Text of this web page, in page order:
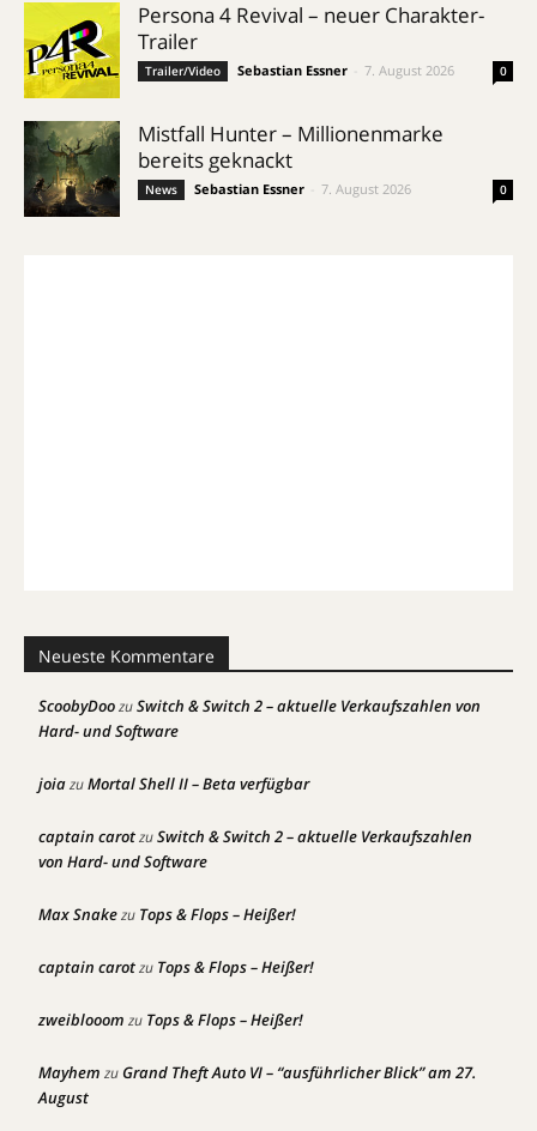
Persona 4 Revival – neuer Charakter-
Trailer
Trailer/Video Sebastian Essner 7. August 2026 0
Mistfall Hunter – Millionenmarke
bereits geknackt
News Sebastian Essner 7. August 2026 0
Neueste Kommentare
ScoobyDoozuSwitch & Switch 2 – aktuelle Verkaufszahlen von
Hard- und Software
joiazuMortal Shell II – Beta verfügbar
captain carotzuSwitch & Switch 2 – aktuelle Verkaufszahlen
von Hard- und Software
Max Snakezu Tops & Flops – Heißer!
captain carotzu Tops & Flops – Heißer!
zweiblooom zu Tops & Flops – Heißer!
Mayhem zuGrand Theft Auto VI – “ausführlicher Blick” am 27.
August